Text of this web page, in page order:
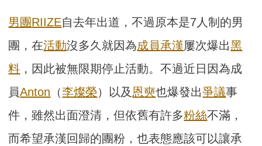
男團RIIZE自去年出道，不過原本是7人制的男
團，在活動沒多久就因為成員承漢屢次爆出黑
料 ，因此被無限期停止活動。不過近日因為成
員Anton （李燦榮）以及 恩奭也爆發出爭議事
件，雖然出面澄清，但依舊有許多粉絲不滿，
而希望承漢回歸的團粉，也表態應該可以讓承